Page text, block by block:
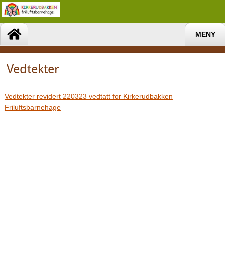
MENY
Vedtekter
Vedtekter revidert 220323 vedtatt for Kirkerudbakken
Friluftsbarnehage